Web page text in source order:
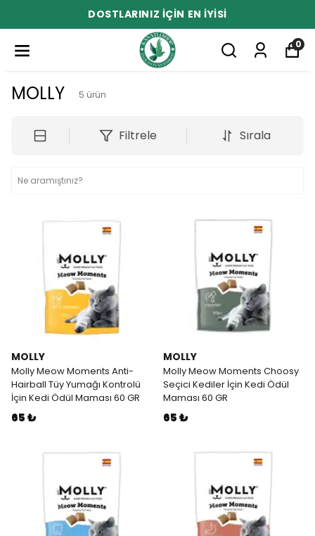
DOSTLARINIZ İÇİN EN İYİSİ
0
MOLLY 5 ürün
Filtrele Sırala
MOLLY
Molly Meow Moments Anti-
Hairball Tüy Yumağı Kontrolü
İçin Kedi Ödül Maması 60 GR
65 ₺
MOLLY
Molly Meow Moments Choosy
Seçici Kediler İçin Kedi Ödül
Maması 60 GR
65 ₺